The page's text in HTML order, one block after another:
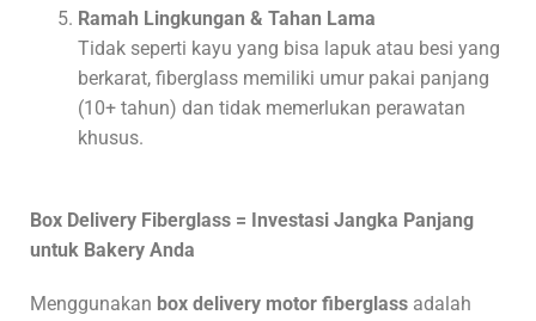
Ramah Lingkungan & Tahan Lama
Tidak seperti kayu yang bisa lapuk atau besi yang
berkarat, fiberglass memiliki umur pakai panjang
(10+ tahun) dan tidak memerlukan perawatan
khusus.
Box Delivery Fiberglass = Investasi Jangka Panjang
untuk Bakery Anda
Menggunakan box delivery motor fiberglass adalah